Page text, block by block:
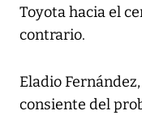
Toyota hacia el
contrario.
Eladio
consiente del